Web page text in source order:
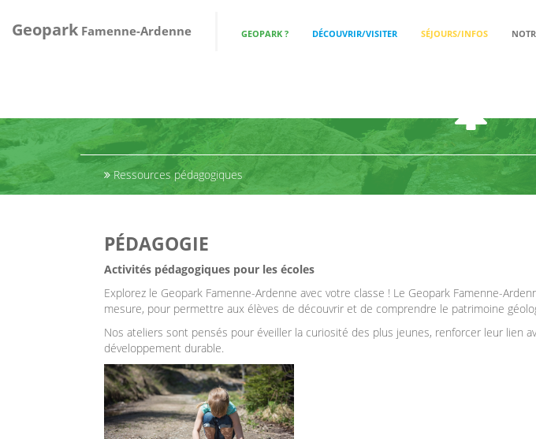
Geopark Famenne-Ardenne GEOPARK ? DÉCOUVRIR/VISITER SÉJOURS/INFOS
Ressources pédagogiques
PÉDAGOGIE
Activités pédagogiques pour les écoles
Explorez le Geopark Famenne-Ardenne avec votre classe ! Le Geopark Famenne-
mesure, pour permettre aux élèves de découvrir et de comprendre le patrimoine
Nos ateliers sont pensés pour éveiller la curiosité des plus jeunes, renforcer leur lien
développement durable.